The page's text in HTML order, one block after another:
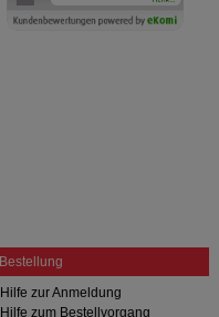
Bestellung
Hilfe zur Anmeldung
Hilfe zum Bestellvorgang